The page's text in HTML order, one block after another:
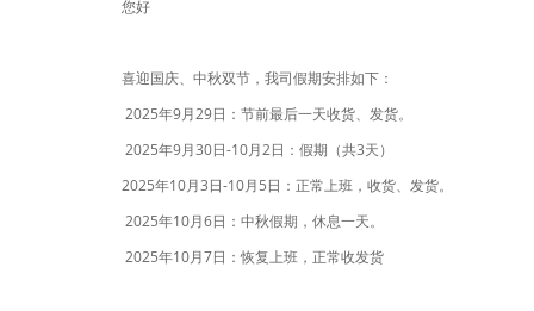
您好
喜迎国庆、中秋双节，我司假期安排如下：
2025年9月29日：节前最后一天收货、发货。
2025年9月30日-10月2日：假期（共3天）
2025年10月3日-10月5日：正常上班，收货、发货。
2025年10月6日：中秋假期，休息一天。
2025年10月7日：恢复上班，正常收发货